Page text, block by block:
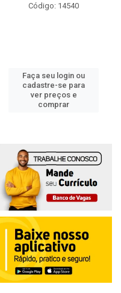
Código: 14540
Faça seu login ou
cadastre-se para
ver preços e
comprar